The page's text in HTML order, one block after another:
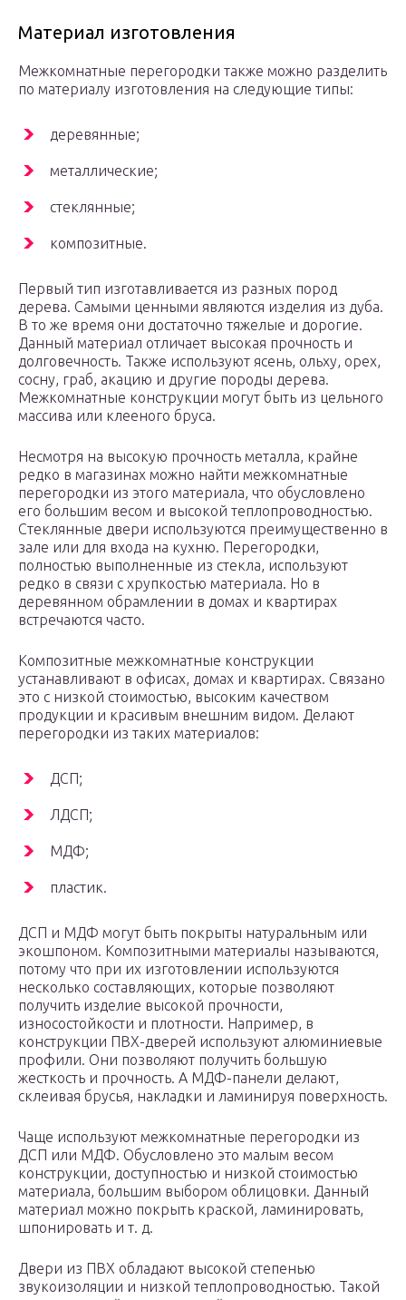
Материал изготовления
Межкомнатные перегородки также можно разделить
по материалу изготовления на следующие типы:
деревянные;
металлические;
стеклянные;
композитные.
Первый тип изготавливается из разных пород
дерева. Самыми ценными являются изделия из дуба.
В то же время они достаточно тяжелые и дорогие.
Данный материал отличает высокая прочность и
долговечность. Также используют ясень, ольху, орех,
сосну, граб, акацию и другие породы дерева.
Межкомнатные конструкции могут быть из цельного
массива или клееного бруса.
Несмотря на высокую прочность металла, крайне
редко в магазинах можно найти межкомнатные
перегородки из этого материала, что обусловлено
его большим весом и высокой теплопроводностью.
Стеклянные двери используются преимущественно в
зале или для входа на кухню. Перегородки,
полностью выполненные из стекла, используют
редко в связи с хрупкостью материала. Но в
деревянном обрамлении в домах и квартирах
встречаются часто.
Композитные межкомнатные конструкции
устанавливают в офисах, домах и квартирах. Связано
это с низкой стоимостью, высоким качеством
продукции и красивым внешним видом. Делают
перегородки из таких материалов:
ДСП;
ЛДСП;
МДФ;
пластик.
ДСП и МДФ могут быть покрыты натуральным или
экошпоном. Композитными материалы называются,
потому что при их изготовлении используются
несколько составляющих, которые позволяют
получить изделие высокой прочности,
износостойкости и плотности. Например, в
конструкции ПВХ-дверей используют алюминиевые
профили. Они позволяют получить большую
жесткость и прочность. А МДФ-панели делают,
склеивая брусья, накладки и ламинируя поверхность.
Чаще используют межкомнатные перегородки из
ДСП или МДФ. Обусловлено это малым весом
конструкции, доступностью и низкой стоимостью
материала, большим выбором облицовки. Данный
материал можно покрыть краской, ламинировать,
шпонировать и т. д.
Двери из ПВХ обладают высокой степенью
звукоизоляции и низкой теплопроводностью. Такой